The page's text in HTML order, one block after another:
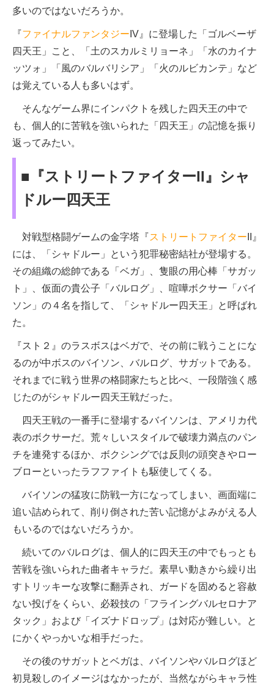
多いのではないだろうか。
『ファイナルファンタジー IV』に登場した「ゴルベーザ
四天王」こと、「土のスカルミリョーネ」「水のカイナ
ッツォ」「風のバルバリシア」「火のルビカンテ」など
は覚えている人も多いはず。
そんなゲーム界にインパクトを残した四天王の中で
も、個人的に苦戦を強いられた「四天王」の記憶を振り
返ってみたい。
■『ストリートファイターII』シャ
ドルー四天王
対戦型格闘ゲームの金字塔『ストリートファイター II』
には、「シャドルー」という犯罪秘密結社が登場する。
その組織の総帥である「ベガ」、隻眼の用心棒「サガッ
ト」、仮面の貴公子「バルログ」、喧嘩ボクサー「バイ
ソン」の４名を指して、「シャドルー四天王」と呼ばれ
た。
『スト２』のラスボスはベガで、その前に戦うことにな
るのが中ボスのバイソン、バルログ、サガットである。
それまでに戦う世界の格闘家たちと比べ、一段階強く感
じたのがシャドルー四天王戦だった。
四天王戦の一番手に登場するバイソンは、アメリカ代
表のボクサーだ。荒々しいスタイルで破壊力満点のパン
チを連発するほか、ボクシングでは反則の頭突きやロー
ブローといったラフファイトも駆使してくる。
バイソンの猛攻に防戦一方になってしまい、画面端に
追い詰められて、削り倒された苦い記憶がよみがえる人
もいるのではないだろうか。
続いてのバルログは、個人的に四天王の中でもっとも
苦戦を強いられた曲者キャラだ。素早い動きから繰り出
すトリッキーな攻撃に翻弄され、ガードを固めると容赦
ない投げをくらい、必殺技の「フライングバルセロナア
タック」および「イズナドロップ」は対応が難しい。と
にかくやっかいな相手だった。
その後のサガットとベガは、バイソンやバルログほど
初見殺しのイメージはなかったが、当然ながらキャラ性